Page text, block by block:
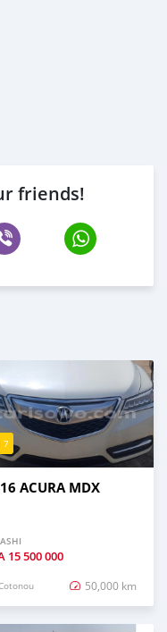
friends!
7
ACURA MDX
15 500 000
50,000 km